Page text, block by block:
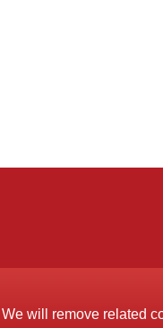
will remove related